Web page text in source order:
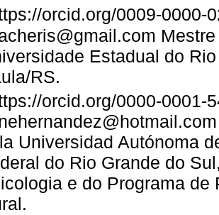
orcid.org/0009-0000-
Estadual do
RS.
orcid.org/0000-0001-
Universidad Autónoma
do Rio Grande do
e do Programa